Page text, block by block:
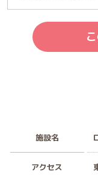
施設名
アクセス